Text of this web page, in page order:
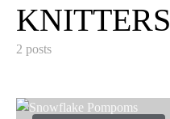
KNITTERS
2 posts